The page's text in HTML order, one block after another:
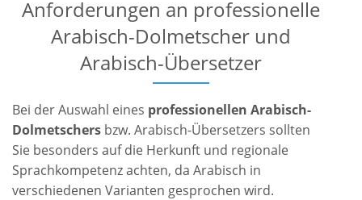
Anforderungen an professionelle
Arabisch-Dolmetscher und
Arabisch-Übersetzer
Bei der Auswahl eines professionellen Arabisch-
Dolmetschers bzw. Arabisch-Übersetzers sollten
Sie besonders auf die Herkunft und regionale
Sprachkompetenz achten, da Arabisch in
verschiedenen Varianten gesprochen wird.